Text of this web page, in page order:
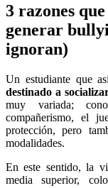
3 razones
generar
ignoran)
Un estudiante que
destinado a
muy variada;
compañerismo, el
protección, pero
modalidades.
En este sentido, la
media superior,